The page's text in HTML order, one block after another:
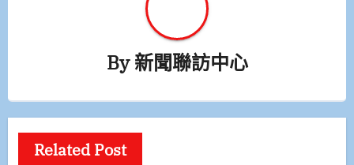
By新聞聯訪中心
Related Post